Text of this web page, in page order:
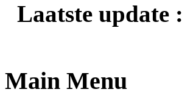
Laatste update :
Main Menu